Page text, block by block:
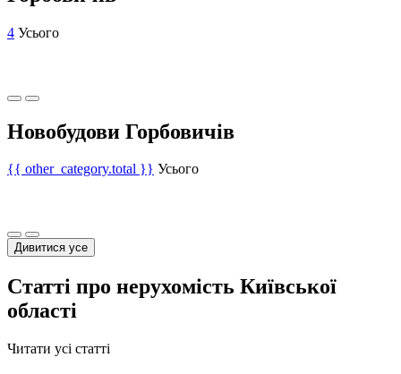
4 Усього
Новобудови Горбовичів
{{ other_category.total }} Усього
Дивитися усе
Статті про нерухомість Київської
області
Читати усі статті